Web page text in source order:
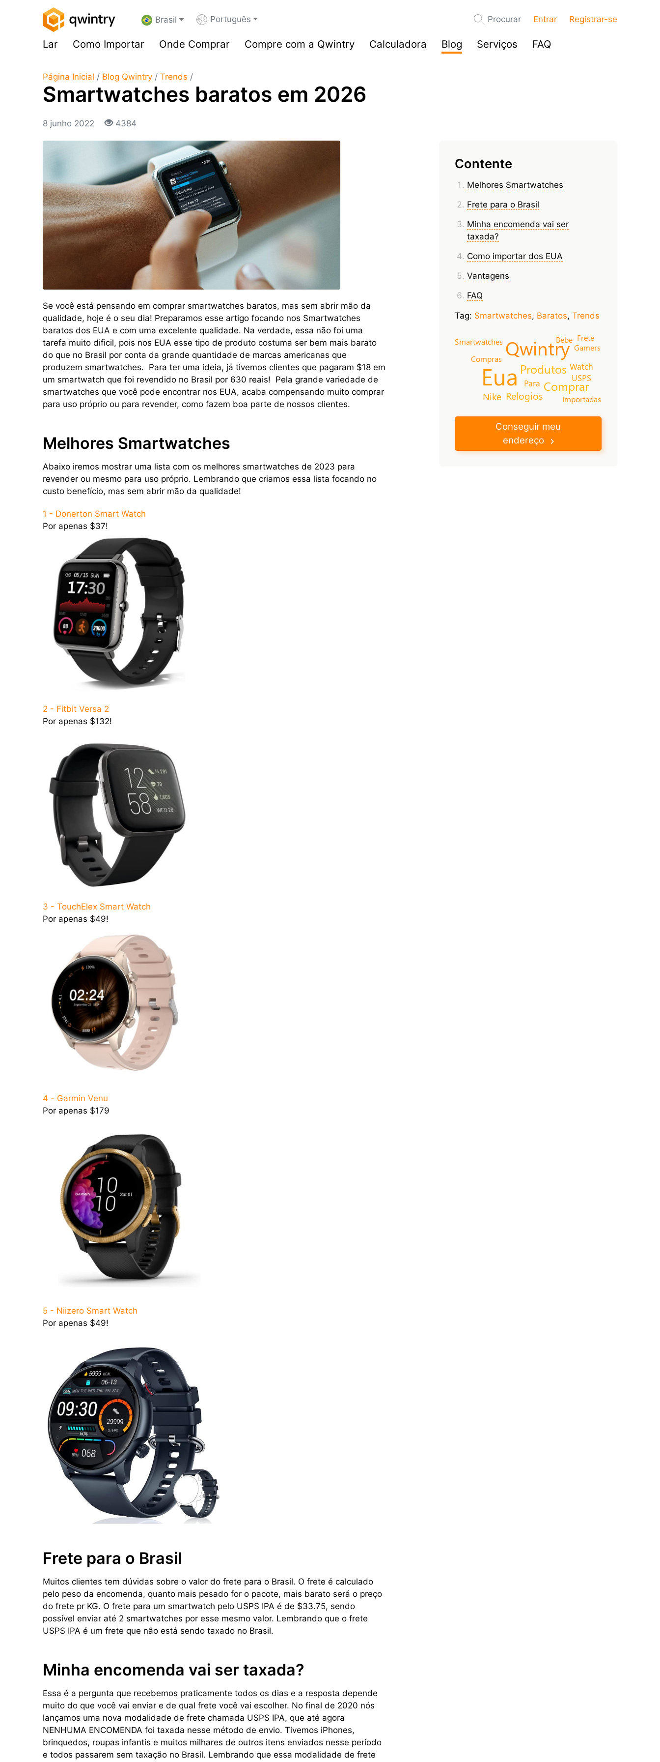
Brasil Português Procurar Entrar Registrar-se
Lar Como Importar Onde Comprar Compre com a Qwintry Calculadora Blog Serviços FAQ
Página Inicial / Blog Qwintry / Trends /
Smartwatches baratos em 2026
8 junho 2022 4384
Contente
Melhores Smartwatches
Frete para o Brasil
Minha encomenda vai ser
taxada?
Como importar dos EUA
Vantagens
FAQ
Tag: Smartwatches, Baratos,Trends
Eua
Qwintry
Produtos
Comprar
Relogios
Nike
Para
Watch
USPS
Importadas
Gamers
Compras
Smartwatches Frete
Bebe
Conseguir meu
endereço
Se você está pensando em comprar smartwatches baratos, mas sem abrir mão da
qualidade, hoje é o seu dia! Preparamos esse artigo focando nos Smartwatches
baratos dos EUA e com uma excelente qualidade. Na verdade, essa não foi uma
tarefa muito dificil, pois nos EUA esse tipo de produto costuma ser bem mais barato
do que no Brasil por conta da grande quantidade de marcas americanas que
produzem smartwatches. Para ter uma ideia, já tivemos clientes que pagaram $18 em
um smartwatch que foi revendido no Brasil por 630 reais! Pela grande variedade de
smartwatches que você pode encontrar nos EUA, acaba compensando muito comprar
para uso próprio ou para revender, como fazem boa parte de nossos clientes.
Melhores Smartwatches
Abaixo iremos mostrar uma lista com os melhores smartwatches de 2023 para
revender ou mesmo para uso próprio. Lembrando que criamos essa lista focando no
custo benefício, mas sem abrir mão da qualidade!
1 - Donerton Smart Watch
Por apenas $37!
2 - Fitbit Versa 2
Por apenas $132!
3 - TouchElex Smart Watch
Por apenas $49!
4 - Garmin Venu
Por apenas $179
5 - Niizero Smart Watch
Por apenas $49!
Frete para o Brasil
Muitos clientes tem dúvidas sobre o valor do frete para o Brasil. O frete é calculado
pelo peso da encomenda, quanto mais pesado for o pacote, mais barato será o preço
do frete pr KG. O frete para um smartwatch pelo USPS IPA é de $33.75, sendo
possível enviar até 2 smartwatches por esse mesmo valor. Lembrando que o frete
USPS IPA é um frete que não está sendo taxado no Brasil.
Minha encomenda vai ser taxada?
Essa é a pergunta que recebemos praticamente todos os dias e a resposta depende
muito do que você vai enviar e de qual frete você vai escolher. No final de 2020 nós
lançamos uma nova modalidade de frete chamada USPS IPA, que até agora
NENHUMA ENCOMENDA foi taxada nesse método de envio. Tivemos iPhones,
brinquedos, roupas infantis e muitos milhares de outros itens enviados nesse período
e todos passarem sem taxação no Brasil. Lembrando que essa modalidade de frete